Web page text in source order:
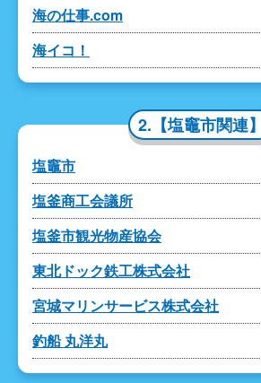
海の仕事.com
海イコ！
2.【塩竈市関連】
塩竈市
塩釜商工会議所
塩釜市観光物産協会
東北ドック鉄工株式会社
宮城マリンサービス株式会社
釣船 丸洋丸